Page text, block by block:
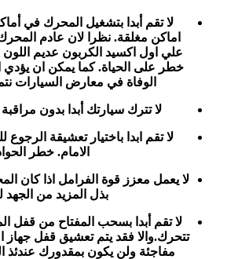
لا تقم أبدا بتشغيل المحرك في
اماكن مغلقة. نظرا لان عادم
علي اول اكسيد الكربون عديم اللون
خطر على الحياة. كما يمكن ان يؤدي
الوفاة في معارض السيارات
لا تترك سيارتك أبدا بدون
لا تقم ابدا باختيار تعشيقة الرجوع
الامام. خطر
لا يعمل معزز قوة الفرامل اذا كان
بذل المزيد من الجهد
لا تقم أبدا بسحب المفتاح من قفل
تتحرك.والا فقد يتم تعشيق قفل جهاز
مفاجئة ولن يكون بمقدورك عندئذ